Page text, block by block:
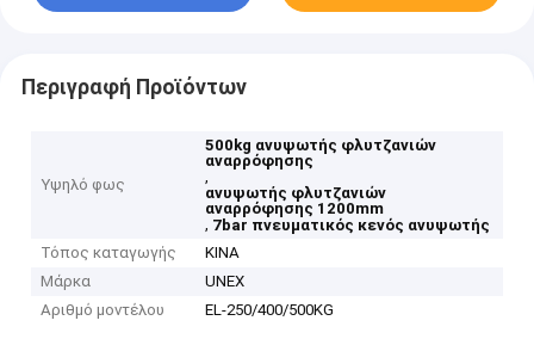
Περιγραφή Προϊόντων
Υψηλό φως
500kg ανυψωτής φλυτζανιών
αναρρόφησης
,
ανυψωτής φλυτζανιών
αναρρόφησης 1200mm
, 7bar πνευματικός κενός ανυψωτής
Τόπος καταγωγής
ΚΙΝΑ
Μάρκα
UNEX
Αριθμό μοντέλου
EL-250/400/500KG